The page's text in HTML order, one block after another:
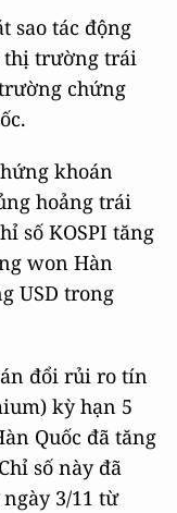
sao tác động
thị trường trái
chứng
khoán
hoảng trái
số KOSPI tăng
won Hàn
USD trong
đổi rủi ro tín
kỳ hạn 5
Quốc đã tăng
số này đã
3/11 từ